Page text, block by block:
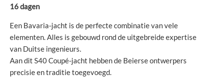
16 dagen
Een Bavaria-jacht is de perfecte combinatie van vele
elementen. Alles is gebouwd rond de uitgebreide expertise
van Duitse ingenieurs.
Aan dit S40 Coupé-jacht hebben de Beierse ontwerpers
precisie en traditie toegevoegd.